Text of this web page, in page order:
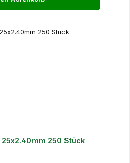
250 Stück